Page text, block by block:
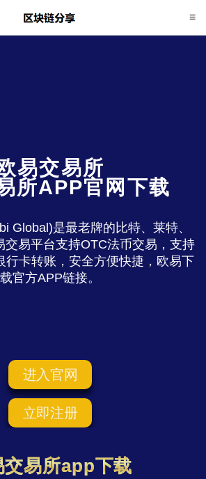
欧易交易所
所APP官网下载
Global)是最老牌的比特、莱特、
交易平台支持OTC法币交易，支持
行卡转账，安全方便快捷，欧易下
载官方APP链接。
进入官网
立即注册
交易所app下载